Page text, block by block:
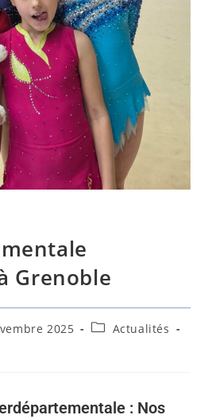
Grenoble
2025
Actualités
: Nos